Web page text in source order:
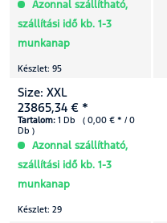
Azonnal szállítható,
szállítási idő kb. 1-3
munkanap
Készlet: 95
Size: XXL
23865,34 € *
Tartalom: 1 Db ( 0,00 € * / 0
Db )
Azonnal szállítható,
szállítási idő kb. 1-3
munkanap
Készlet: 29